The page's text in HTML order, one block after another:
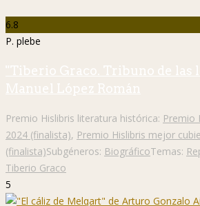
6.8
P. plebe
"Tiberio Graco. Tribuno de las
Manuel López Román
Premio Hislibris literatura histórica: Premio
2024 (finalista), Premio Hislibris mejor
(finalista)Subgéneros: BiográficoTemas:
Tiberio Graco
5